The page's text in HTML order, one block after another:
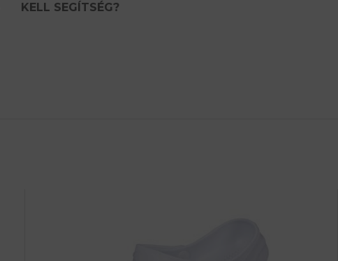
KELL SEGÍTSÉG?